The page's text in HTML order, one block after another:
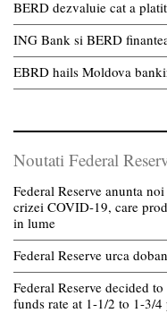
BERD dezvaluie cat a
ING Bank si BERD
EBRD hails Moldova
Noutati Federal
Federal Reserve anunta
crizei COVID-19, care
in lume
Federal Reserve urca
Federal Reserve decided
funds rate at 1-1/2 to 1-3/4